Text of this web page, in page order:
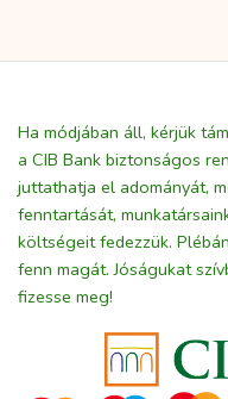
Ha módjában áll, kérjük
a CIB Bank biztonságos
juttathatja el adományát,
fenntartását,
költségeit fedezzük.
fenn magát. Jóságukat
fizesse meg!